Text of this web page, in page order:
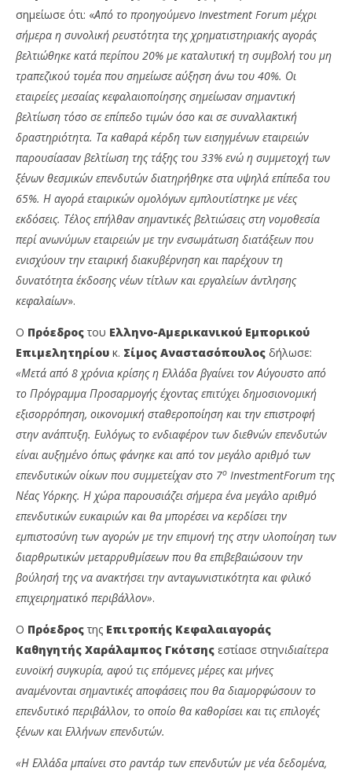
σημείωσε ότι: «Από το προηγούμενο Investment Forum μέχρι
σήμερα η συνολική ρευστότητα της χρηματιστηριακής αγοράς
βελτιώθηκε κατά περίπου 20% με καταλυτική τη συμβολή του μη
τραπεζικού τομέα που σημείωσε αύξηση άνω του 40%. Οι
εταιρείες μεσαίας κεφαλαιοποίησης σημείωσαν σημαντική
βελτίωση τόσο σε επίπεδο τιμών όσο και σε συναλλακτική
δραστηριότητα. Τα καθαρά κέρδη των εισηγμένων εταιρειών
παρουσίασαν βελτίωση της τάξης του 33% ενώ η συμμετοχή των
ξένων θεσμικών επενδυτών διατηρήθηκε στα υψηλά επίπεδα του
65%. Η αγορά εταιρικών ομολόγων εμπλουτίστηκε μενέες
εκδόσεις. Τέλος επήλθαν σημαντικές βελτιώσεις στη νομοθεσία
περί ανωνύμων εταιρειών με την ενσωμάτωση διατάξεων που
ενισχύουν την εταιρική διακυβέρνηση και παρέχουν τη
δυνατότητα έκδοσης νέων τίτλων και εργαλείων άντλησης
κεφαλαίων».
Ο Πρόεδρος του Ελληνο-Αμερικανικού Εμπορικού
Επιμελητηρίου κ. Σίμος Αναστασόπουλος δήλωσε:
«Μετά από 8 χρόνια κρίσης η Ελλάδα βγαίνει τον Αύγουστο από
το Πρόγραμμα Προσαρμογής έχοντας επιτύχει δημοσιονομική
εξισορρόπηση, οικονομική σταθεροποίηση και την επιστροφή
στην ανάπτυξη. Ευλόγως το ενδιαφέρον των διεθνών επενδυτών
είναι αυξημένο όπως φάνηκε και από τον μεγάλο αριθμό των
επενδυτικών οίκων που συμμετείχαν στο 7ο InvestmentForum της
Νέας Υόρκης. Η χώρα παρουσιάζει σήμερα ένα μεγάλο αριθμό
επενδυτικών ευκαιριών και θα μπορέσει να κερδίσει την
εμπιστοσύνη των αγορών με την επιμονή της στην υλοποίηση των
διαρθρωτικών μεταρρυθμίσεων που θα επιβεβαιώσουν την
βούλησή της να ανακτήσει την ανταγωνιστικότητα και φιλικό
επιχειρηματικό περιβάλλον».
Ο Πρόεδρος της Επιτροπής Κεφαλαιαγοράς
Καθηγητής Χαράλαμπος Γκότσης εστίασε στηνιδιαίτερα
ευνοϊκή συγκυρία, αφού τις επόμενες μέρες και μήνες
αναμένονται σημαντικές αποφάσεις που θα διαμορφώσουν το
επενδυτικό περιβάλλον, το οποίο θα καθορίσει και τις επιλογές
ξένων και Ελλήνων επενδυτών.
«Η Ελλάδα μπαίνει στο ραντάρ των επενδυτών με νέα δεδομένα,